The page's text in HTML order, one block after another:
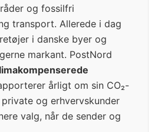
og fossilfri
transport. Allerede i dag
i danske byer og
markant. PostNord
årligt om sin CO₂-
og erhvervskunder
valg, når de sender og